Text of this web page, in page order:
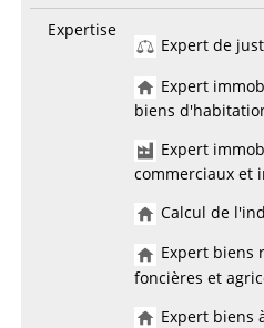
Expertise
Expert de
Expert
biens
Expert
commerciaux et
Calcul de
Expert biens
foncières et
Expert biens